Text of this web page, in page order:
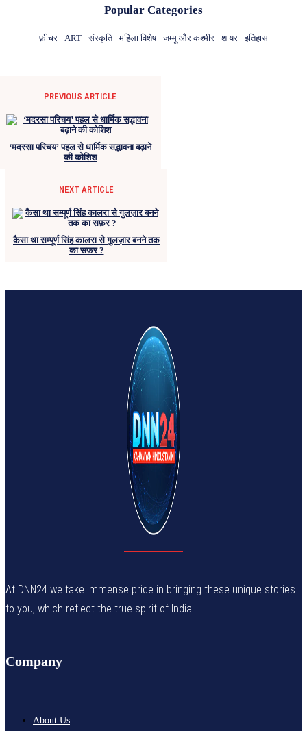
Popular Categories
फ़ीचर ART संस्कृति महिला विशेष जम्मू और कश्मीर शायर इतिहास
PREVIOUS ARTICLE
‘मदरसा परिचय’ पहल से धार्मिक सद्भावना बढ़ाने
की कोशिश
NEXT ARTICLE
कैसा था सम्पूर्ण सिंह कालरा से गुलज़ार बनने तक
का सफ़र ?
At DNN24 we take immense pride in bringing these unique stories
to you, which reflect the true spirit of India.
Company
About Us